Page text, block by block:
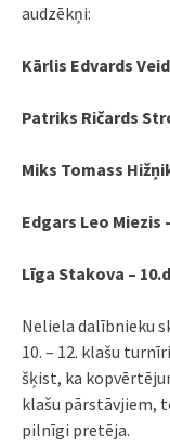
audzēkņi:
Kārlis Edvards
Patriks Ričards
Miks Tomass
Edgars Leo Miezis
Līga Stakova – 10.d
Neliela dalībnieku
10. – 12. klašu
šķist, ka
klašu pārstāvjiem,
pilnīgi pretēja.